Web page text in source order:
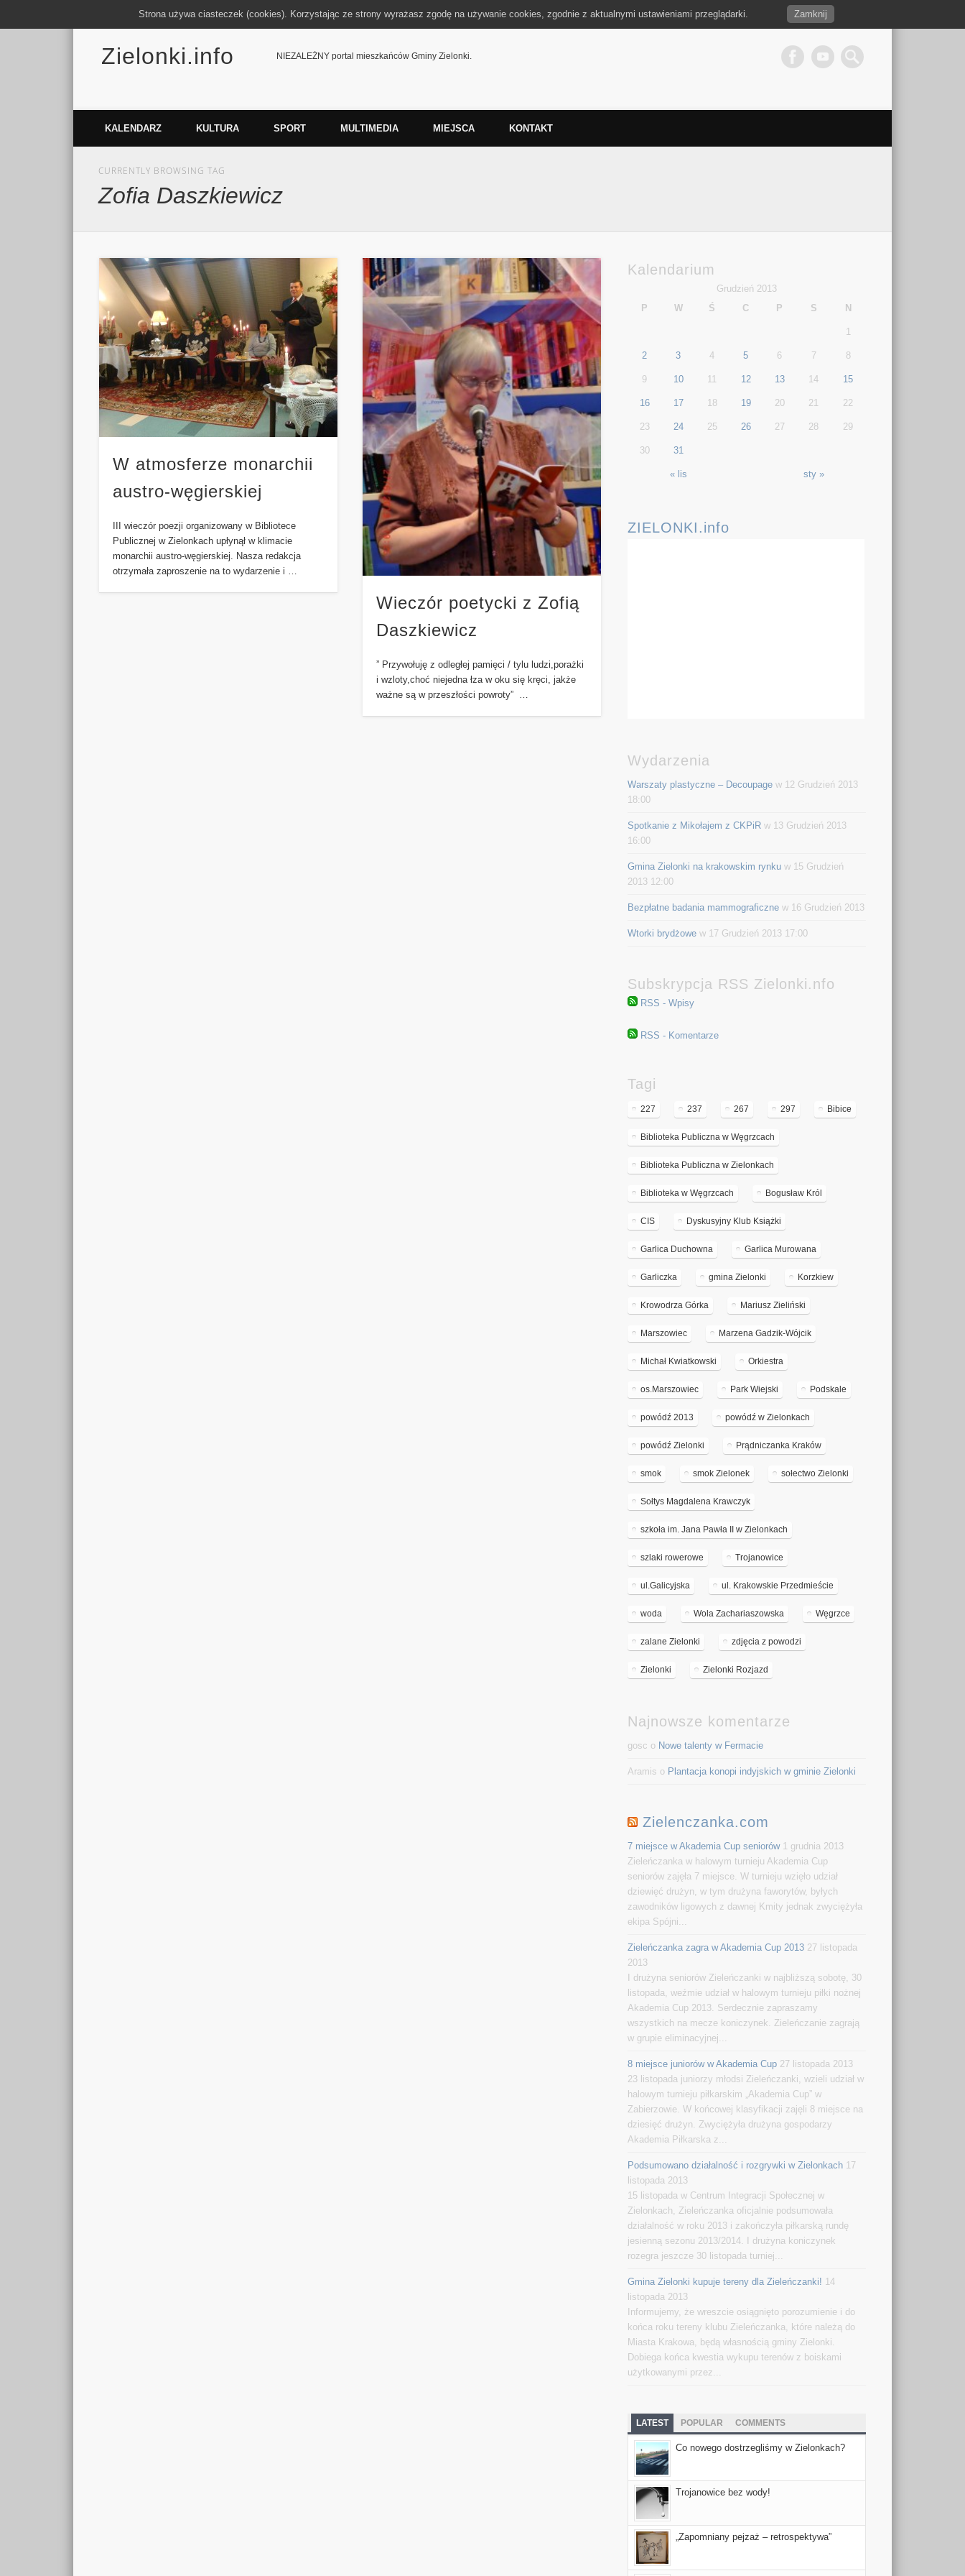
Zielonki.info NIEZALEŻNY portal mieszkańców Gminy Zielonki.
FacebookVimeo
KALENDARZ KULTURA SPORT MULTIMEDIA MIEJSCA KONTAKT
CURRENTLY BROWSING TAG
Zofia Daszkiewicz
W atmosferze monarchii
austro-węgierskiej
III wieczór poezji organizowany w Bibliotece
Publicznej w Zielonkach upłynął w klimacie
monarchii austro-węgierskiej. Nasza redakcja
otrzymała zaproszenie na to wydarzenie i …
Wieczór poetycki z Zofią
Daszkiewicz
” Przywołuję z odległej pamięci / tylu ludzi,porażki
i wzloty,choć niejedna łza w oku się kręci, jakże
ważne są w przeszłości powroty” …
Kalendarium
Grudzień 2013
P
W Ś C P S N
« lis sty »
1
2 3 4 5 6 7 8
9 10 11 12 13 14 15
16 17 18 19 20 21 22
23 24 25 26 27 28 29
30 31
ZIELONKI.info
Wydarzenia
Warszaty plastyczne – Decoupage w 12 Grudzień 2013
18:00
Spotkanie z Mikołajem z CKPiR w 13 Grudzień 2013
16:00
Gmina Zielonki na krakowskim rynku w 15 Grudzień
2013 12:00
Bezpłatne badania mammograficzne w 16 Grudzień 2013
Wtorki brydżowe w 17 Grudzień 2013 17:00
Subskrypcja RSS Zielonki.nfo
RSS - Wpisy
RSS - Komentarze
Tagi
227 237 267 297 Bibice
Biblioteka Publiczna w Węgrzcach
Biblioteka Publiczna w Zielonkach
Biblioteka w Węgrzcach Bogusław Król
CIS Dyskusyjny Klub Książki
Garlica Duchowna Garlica Murowana
Garliczka gmina Zielonki Korzkiew
Krowodrza Górka Mariusz Zieliński
Marszowiec Marzena Gadzik-Wójcik
Michał Kwiatkowski Orkiestra
os.Marszowiec Park Wiejski Podskale
powódź 2013 powódź w Zielonkach
powódź Zielonki Prądniczanka Kraków
smok smok Zielonek sołectwo Zielonki
Sołtys Magdalena Krawczyk
szkoła im. Jana Pawła II w Zielonkach
szlaki rowerowe Trojanowice
ul.Galicyjska ul. Krakowskie Przedmieście
woda Wola Zachariaszowska Węgrzce
zalane Zielonki zdjęcia z powodzi
Zielonki Zielonki Rozjazd
Najnowsze komentarze
gosc o Nowe talenty w Fermacie
Aramis o Plantacja konopi indyjskich w gminie Zielonki
Zielenczanka.com
7 miejsce w Akademia Cup seniorów 1 grudnia 2013
Zieleńczanka w halowym turnieju Akademia Cup
seniorów zajęła 7 miejsce. W turnieju wzięło udział
dziewięć drużyn, w tym drużyna faworytów, byłych
zawodników ligowych z dawnej Kmity jednak zwyciężyła
ekipa Spójni...
Zieleńczanka zagra w Akademia Cup 2013 27 listopada
2013
I drużyna seniorów Zieleńczanki w najbliższą sobotę, 30
listopada, weźmie udział w halowym turnieju piłki nożnej
Akademia Cup 2013. Serdecznie zapraszamy
wszystkich na mecze koniczynek. Zieleńczanie zagrają
w grupie eliminacyjnej...
8 miejsce juniorów w Akademia Cup 27 listopada 2013
23 listopada juniorzy młodsi Zieleńczanki, wzieli udział w
halowym turnieju piłkarskim „Akademia Cup” w
Zabierzowie. W końcowej klasyfikacji zajęli 8 miejsce na
dziesięć drużyn. Zwyciężyła drużyna gospodarzy
Akademia Piłkarska z...
Podsumowano działalność i rozgrywki w Zielonkach 17
listopada 2013
15 listopada w Centrum Integracji Społecznej w
Zielonkach, Zieleńczanka oficjalnie podsumowała
działalność w roku 2013 i zakończyła piłkarską rundę
jesienną sezonu 2013/2014. I drużyna koniczynek
rozegra jeszcze 30 listopada turniej...
Gmina Zielonki kupuje tereny dla Zieleńczanki! 14
listopada 2013
Informujemy, że wreszcie osiągnięto porozumienie i do
końca roku tereny klubu Zieleńczanka, które należą do
Miasta Krakowa, będą własnością gminy Zielonki.
Dobiega końca kwestia wykupu terenów z boiskami
użytkowanymi przez...
LATEST POPULAR COMMENTS
Co nowego dostrzegliśmy w Zielonkach?
Trojanowice bez wody!
„Zapomniany pejzaż – retrospektywa”
Strona używa ciasteczek (cookies). Korzystając ze strony wyrażasz zgodę na używanie cookies, zgodnie z aktualnymi ustawieniami przeglądarki. Zamknij